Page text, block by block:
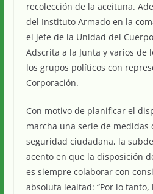
recolección de la aceituna.
del Instituto Armado en la
el jefe de la Unidad del
Adscrita a la Junta y varios de
los grupos políticos con
Corporación.
Con motivo de planificar el
marcha una serie de medidas
seguridad ciudadana, la
acento en que la disposición
es siempre colaborar con
absoluta lealtad: “Por lo